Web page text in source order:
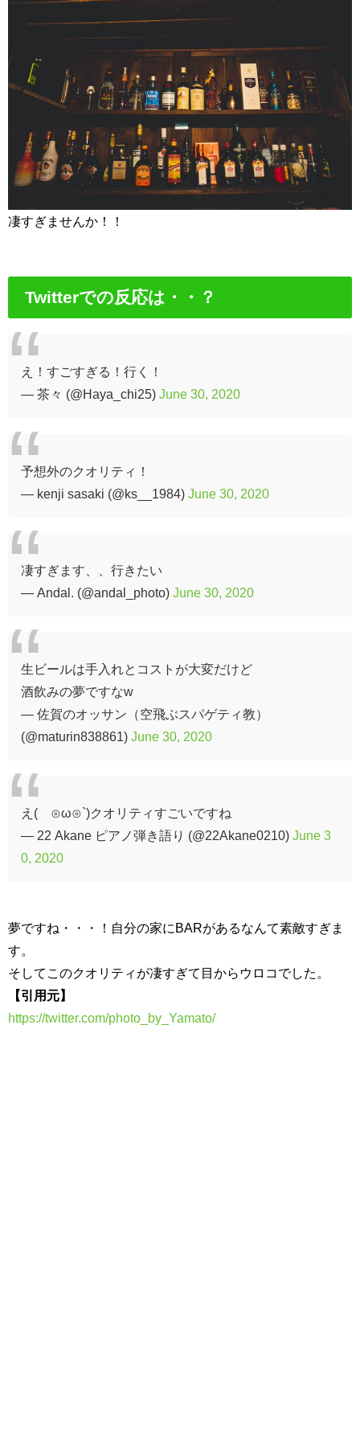
凄すぎませんか！！
Twitterでの反応は・・？
え！すごすぎる！行く！
— 茶々 (@Haya_chi25) June 30, 2020
予想外のクオリティ！
— kenji sasaki (@ks__1984) June 30, 2020
凄すぎます、、行きたい
— Andal. (@andal_photo) June 30, 2020
生ビールは手入れとコストが大変だけど
酒飲みの夢ですなw
— 佐賀のオッサン（空飛ぶスパゲティ教）
(@maturin838861) June 30, 2020
え(´⊙ω⊙`)クオリティすごいですね
— 22 Akane ピアノ弾き語り (@22Akane0210) June 3
0, 2020
夢ですね・・・！自分の家にBARがあるなんて素敵すぎま
す。
そしてこのクオリティが凄すぎて目からウロコでした。
【引用元】
https://twitter.com/photo_by_Yamato/